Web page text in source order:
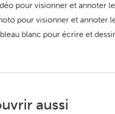
pour visionner et annoter
pour visionner et annoter
blanc pour écrire et
aussi